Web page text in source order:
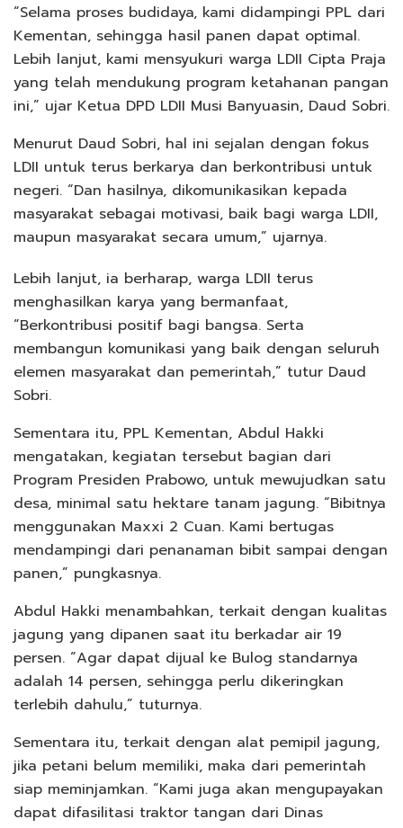
“Selama proses budidaya, kami didampingi PPL dari
Kementan, sehingga hasil panen dapat optimal.
Lebih lanjut, kami mensyukuri warga LDII Cipta Praja
yang telah mendukung program ketahanan pangan
ini,” ujar Ketua DPD LDII Musi Banyuasin, Daud Sobri.
Menurut Daud Sobri, hal ini sejalan dengan fokus
LDII untuk terus berkarya dan berkontribusi untuk
negeri. “Dan hasilnya, dikomunikasikan kepada
masyarakat sebagai motivasi, baik bagi warga LDII,
maupun masyarakat secara umum,” ujarnya.
Lebih lanjut, ia berharap, warga LDII terus
menghasilkan karya yang bermanfaat,
“Berkontribusi positif bagi bangsa. Serta
membangun komunikasi yang baik dengan seluruh
elemen masyarakat dan pemerintah,” tutur Daud
Sobri.
Sementara itu, PPL Kementan, Abdul Hakki
mengatakan, kegiatan tersebut bagian dari
Program Presiden Prabowo, untuk mewujudkan satu
desa, minimal satu hektare tanam jagung. “Bibitnya
menggunakan Maxxi 2 Cuan. Kami bertugas
mendampingi dari penanaman bibit sampai dengan
panen,” pungkasnya.
Abdul Hakki menambahkan, terkait dengan kualitas
jagung yang dipanen saat itu berkadar air 19
persen. “Agar dapat dijual ke Bulog standarnya
adalah 14 persen, sehingga perlu dikeringkan
terlebih dahulu,” tuturnya.
Sementara itu, terkait dengan alat pemipil jagung,
jika petani belum memiliki, maka dari pemerintah
siap meminjamkan. “Kami juga akan mengupayakan
dapat difasilitasi traktor tangan dari Dinas